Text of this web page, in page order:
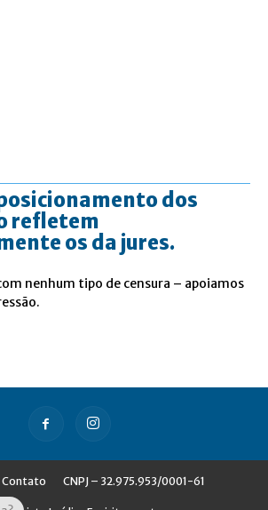
dos
refletem
os da jures.
nenhum tipo de censura – apoiamos
Contato CNPJ – 32.975.953/0001-61